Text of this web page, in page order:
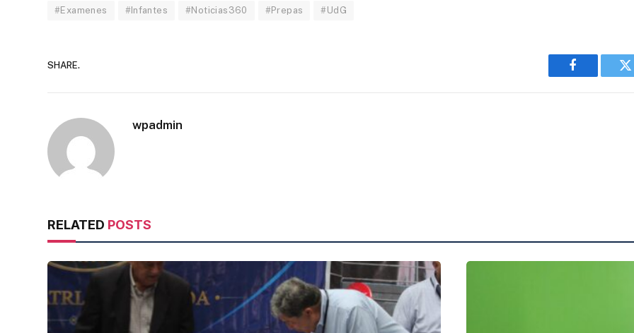
#Examenes #Infantes #Noticias360 #Prepas #UdG
SHARE.
Facebook
wpadmin
RELATED POSTS